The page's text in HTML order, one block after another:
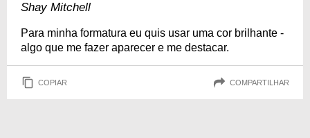
Shay Mitchell
Para minha formatura eu quis usar uma cor brilhante -
algo que me fazer aparecer e me destacar.
COPIAR COMPARTILHAR